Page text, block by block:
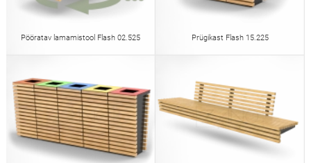
Pööratav lamamistool Flash 02.525 Prügikast Flash 15.225